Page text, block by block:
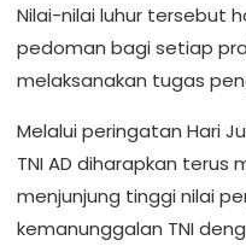
Nilai-nilai luhur tersebut
pedoman bagi setiap
melaksanakan tugas
Melalui peringatan Hari
TNI AD diharapkan terus
menjunjung tinggi nilai
kemanunggalan TNI